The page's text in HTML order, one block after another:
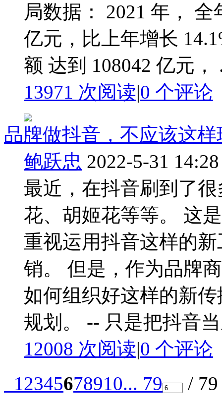
局数据： 2021 年，
亿元，比上年增长
额 达到 108042 亿元，
13971 次阅读|0 个评论
品牌做抖音，不应该这样
鲍跃忠 2022-5-31 14:28
最近，在抖音刷到了
花、胡姬花等等。 这
重视运用抖音这样的
销。 但是，作为品牌
如何组织好这样的新
规划。 -- 只是把抖音
12008 次阅读|0 个评论
12345678910... 79 /